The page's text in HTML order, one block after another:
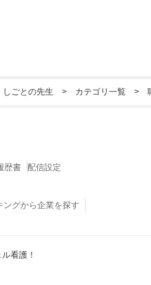
しごとの先生 カテゴリ一覧
看護！
歴書 配信設定
ングから企業を探す
ド しごとガイド